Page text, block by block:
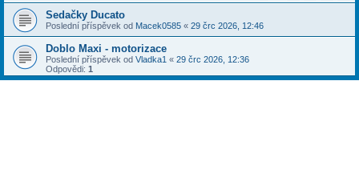
Sedačky Ducato
Poslední příspěvek od Macek0585 « 29 črc 2026, 12:46
Doblo Maxi - motorizace
Poslední příspěvek od Vladka1 « 29 črc 2026, 12:36
Odpovědi: 1